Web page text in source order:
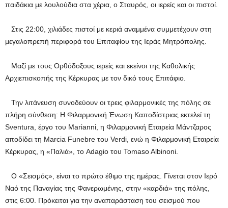
παιδάκια με λουλούδια στα χέρια, ο Σταυρός, οι ιερείς και οι πιστοί.
Στις 22:00, χιλιάδες πιστοί με κεριά αναμμένα συμμετέχουν στη
μεγαλοπρεπή περιφορά του Επιταφίου της Ιεράς Μητρόπολης.
Μαζί με τους Ορθόδοξους ιερείς και εκείνοι της Καθολικής
Αρχιεπισκοπής της Κέρκυρας με τον δικό τους Επιτάφιο.
Την λιτάνευση συνοδεύουν οι τρεις φιλαρμονικές της πόλης σε
πλήρη σύνθεση: Η Φιλαρμονική Ένωση Καποδίστριας εκτελεί τη
Sventura, έργο του Marianni, η Φιλαρμονική Εταιρεία Μάντζαρος
αποδίδει τη Marcia Funebre του Verdi, ενώ η Φιλαρμονική Εταιρεία
Κέρκυρας, η «Παλιά», το Adagio του Tomaso Albinoni.
Ο «Σεισμός», είναι το πρώτο έθιμο της ημέρας. Γίνεται στον Ιερό
Ναό της Παναγίας της Φανερωμένης, στην «καρδιά» της πόλης,
στις 6:00. Πρόκειται για την αναπαράσταση του σεισμού που